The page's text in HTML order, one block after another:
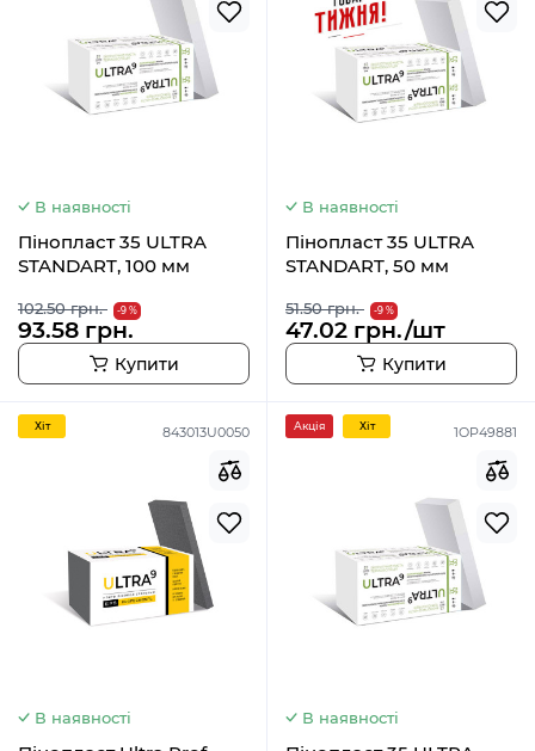
В наявності
Пінопласт 35 ULTRA
STANDART, 100 мм
102.50 грн. -9 %
93.58 грн.
Купити
В наявності
Пінопласт 35 ULTRA
STANDART, 50 мм
51.50 грн. -9 %
47.02 грн./шт
Купити
843013U0050
Хiт
В наявності
1OP49881
Акція Хiт
В наявності